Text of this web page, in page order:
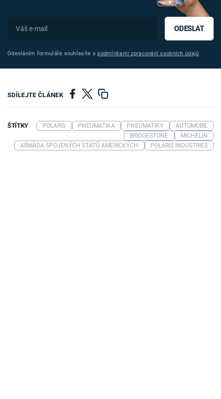
ODESLAT
Odesláním formuláře souhlasíte spodmínkami zpracování osobních údajů
SDÍLEJTE ČLÁNEK
ŠTÍTKY POLARIS PNEUMATIKA PNEUMATIKY
AUTOMOBIL
BRIDGESTONE
MICHELIN
ARMÁDA SPOJENÝCH STÁTŮ AMERICKÝCH
POLARIS INDUSTRIES